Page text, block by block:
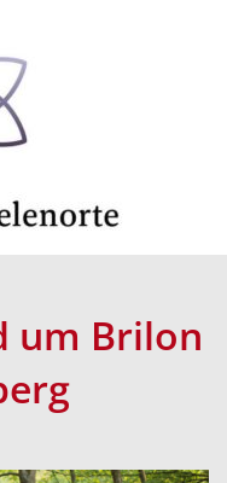
um Brilon